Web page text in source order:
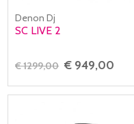
Denon Dj
SC LIVE 2
€ 1299,00 € 949,00